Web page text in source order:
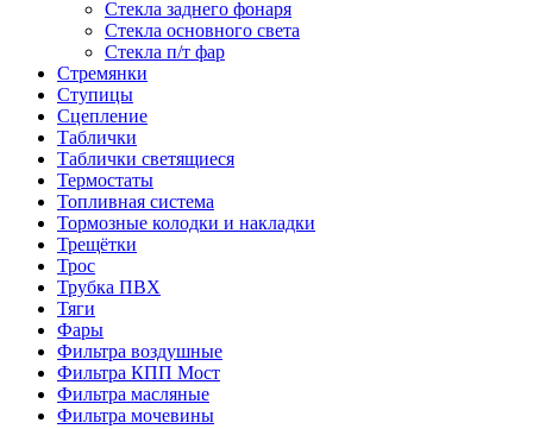
Стекла заднего фонаря
Стекла основного света
Стекла п/т фар
Стремянки
Ступицы
Сцепление
Таблички
Таблички светящиеся
Термостаты
Топливная система
Тормозные колодки и накладки
Трещётки
Трос
Трубка ПВХ
Тяги
Фары
Фильтра воздушные
Фильтра КПП Мост
Фильтра масляные
Фильтра мочевины